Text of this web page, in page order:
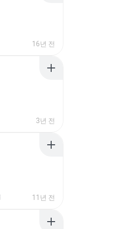
16년 전
3년 전
11년 전